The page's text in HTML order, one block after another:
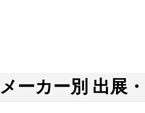
メーカー別 出展